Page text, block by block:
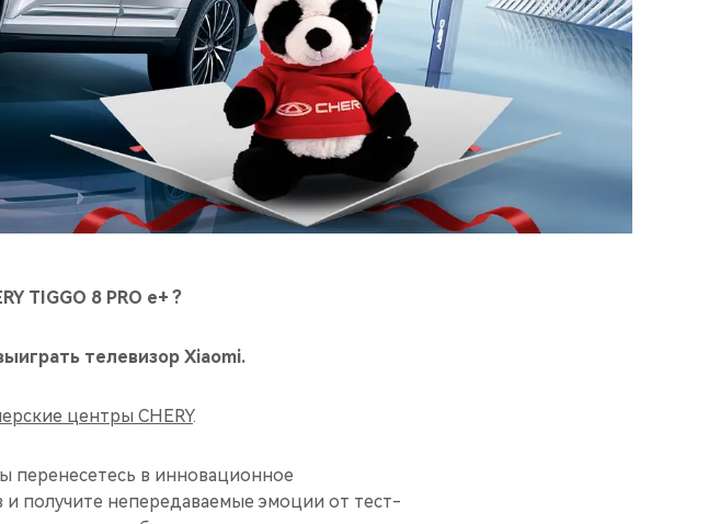
TIGGO 8 PRO e+ ?
телевизор Xiaomi.
центры CHERY.
перенесетесь в инновационное
получите непередаваемые эмоции от тест-